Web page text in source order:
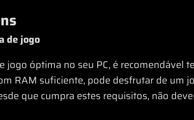
de jogo
jogo óptima no seu PC, é recomendável
RAM suficiente, pode desfrutar de um
que cumpra estes requisitos, não